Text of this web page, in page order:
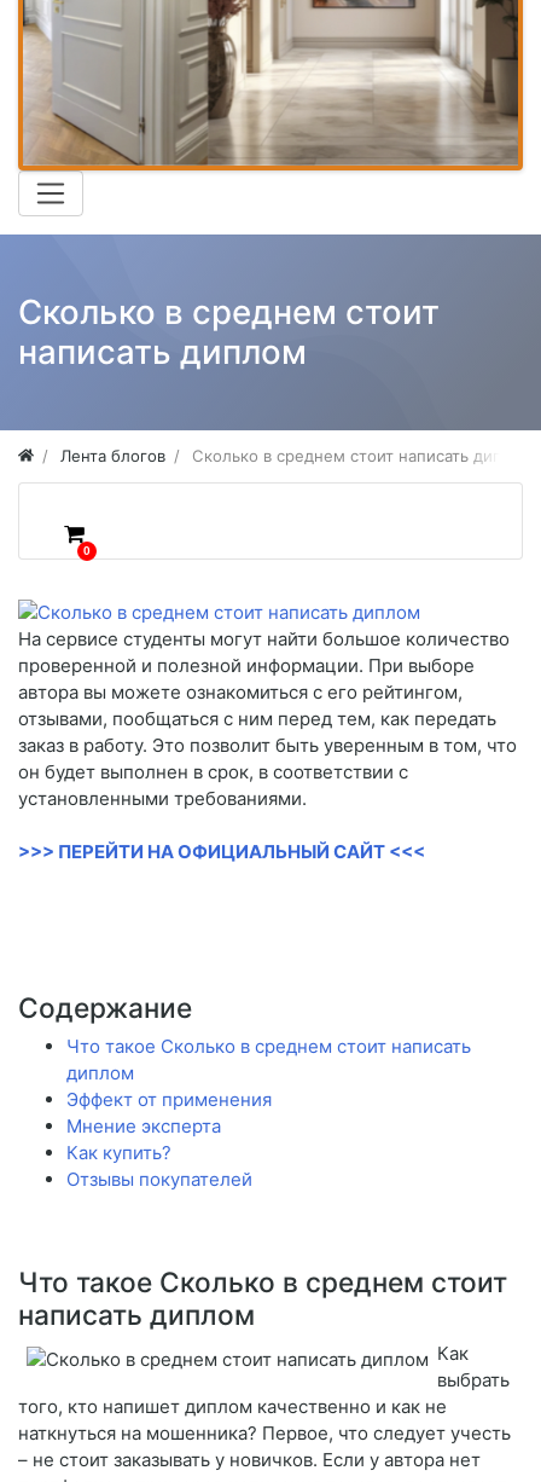
Сколько в среднем стоит
написать диплом
Лента блогов Сколько в среднем стоит написать диплом
0
На сервисе студенты могут найти большое количество
проверенной и полезной информации. При выборе
автора вы можете ознакомиться с его рейтингом,
отзывами, пообщаться с ним перед тем, как передать
заказ в работу. Это позволит быть уверенным в том, что
он будет выполнен в срок, в соответствии с
установленными требованиями.
>>> ПЕРЕЙТИ НА ОФИЦИАЛЬНЫЙ САЙТ <<<
Содержание
Что такое Сколько в среднем стоит написать
диплом
Эффект от применения
Мнение эксперта
Как купить?
Отзывы покупателей
Что такое Сколько в среднем стоит
написать диплом
Как
выбрать
того, кто напишет диплом качественно и как не
наткнуться на мошенника? Первое, что следует учесть
– не стоит заказывать у новичков. Если у автора нет